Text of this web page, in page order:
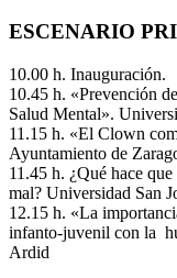
ESCENARIO
10.00 h. Inauguración.
10.45 h. «Prevención
Salud Mental».
11.15 h. «El Clown
Ayuntamiento de
11.45 h. ¿Qué hace
mal? Universidad San
12.15 h. «La
infanto-juvenil con la
Ardid